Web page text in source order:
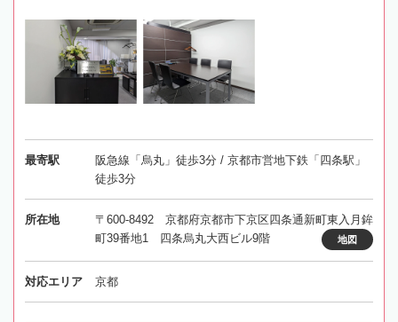
最寄駅
阪急線「烏丸」徒歩3分 / 京都市営地下鉄「四条駅」
徒歩3分
所在地
〒600-8492 京都府京都市下京区四条通新町東入月鉾
町39番地1 四条烏丸大西ビル9階
地図
対応エリア 京都